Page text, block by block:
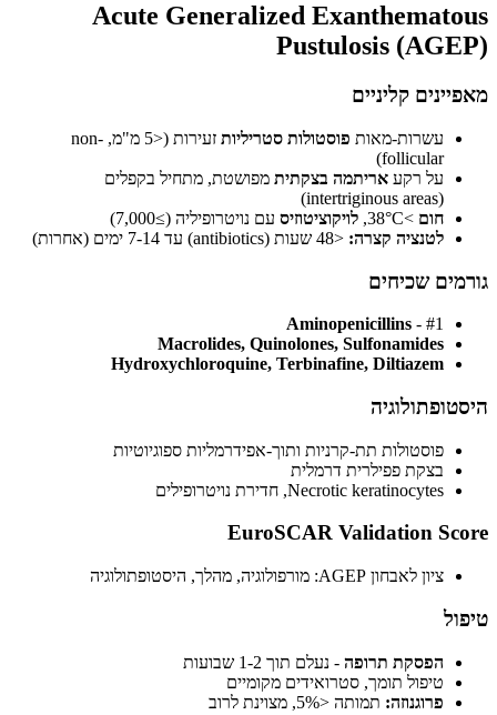
Acute Generalized
Pustulosis
קליניים
עשרות-מאותפוסטולות סטריליות
זעירות (<5 מ"מ, non-
follicular)
על רקעאריתמה בצקתיתמפושטת, מתחיל בקפלים
>38°C, לויקוציטוזיסעם נויטרופיליה (≥7,000)
לטנציה קצרה: <48 שעות (antibiotics) עד 7-14 ימים (אחרות)
שכיחים
Aminopenicillins - #1
Macrolides, Quinolones, Sulfonamides
Hydroxychloroquine, Terbinafine, Diltiazem
פוסטולות תת-קרניות ותוך-אפידרמליות ספוגיוטיות
בצקת פפילרית דרמלית
Necrotic keratinocytes, חדירת נויטרופילים
EuroSCAR Validation
ציון לאבחון AGEP: מורפולוגיה, מהלך, היסטופתולוגיה
הפסקת תרופה - נעלם תוך 1-2 שבועות
טיפול תומך, סטרואידים מקומיים
פרוגנוזה:תמותה <5%, מצוינת לרוב